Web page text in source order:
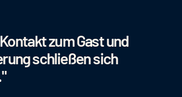
zum Gast und
schließen sich